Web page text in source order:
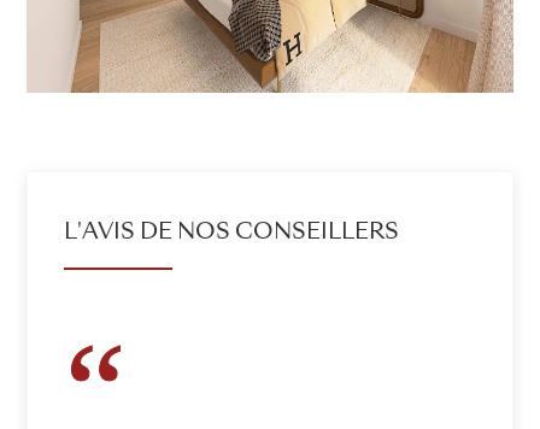
L'AVIS DE NOS CONSEILLERS